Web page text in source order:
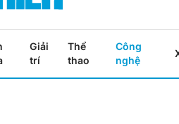
Giải
trí
Thể
thao
Công
nghệ